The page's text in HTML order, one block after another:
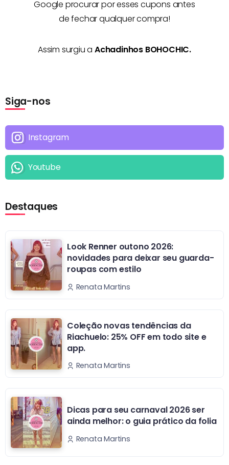
Google procurar por esses cupons antes
de fechar qualquer compra!
Assim surgiu a Achadinhos BOHOCHIC.
Siga-nos
Instagram
Youtube
Destaques
Look Renner outono 2026:
novidades para deixar seu guarda-
roupas com estilo
Renata Martins
Coleção novas tendências da
Riachuelo: 25% OFF em todo site e
app.
Renata Martins
Dicas para seu carnaval 2026 ser
ainda melhor: o guia prático da folia
Renata Martins